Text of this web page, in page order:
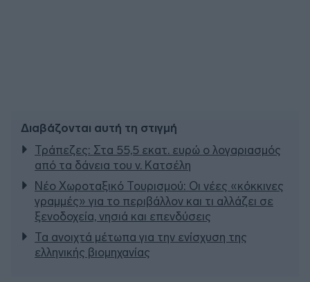
Διαβάζονται αυτή τη στιγμή
Τράπεζες: Στα 55,5 εκατ. ευρώ ο λογαριασμός
από τα δάνεια του ν. Κατσέλη
Νέο Χωροταξικό Τουρισμού: Οι νέες «κόκκινες
γραμμές» για το περιβάλλον και τι αλλάζει σε
ξενοδοχεία, νησιά και επενδύσεις
Τα ανοιχτά μέτωπα για την ενίσχυση της
ελληνικής βιομηχανίας